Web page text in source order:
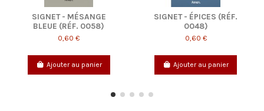
SIGNET - ÉPICES (RÉF.
Ajouter au panier
SIGNET -
Ajouter au